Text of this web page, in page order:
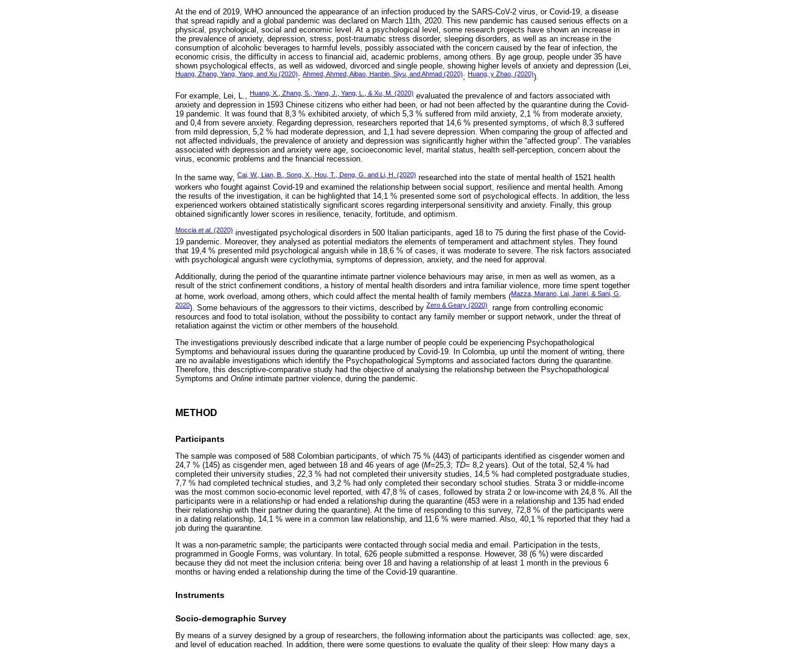
At the end of 2019, WHO announced the appearance of an infection produced by the SARS-CoV-2 virus, or Covid-19, a disease
that spread rapidly and a global pandemic was declared on March 11th, 2020. This new pandemic has caused serious effects on a
physical, psychological, social and economic level. At a psychological level, some research projects have shown an increase in
the prevalence of anxiety, depression, stress, post-traumatic stress disorder, sleeping disorders, as well as an increase in the
consumption of alcoholic beverages to harmful levels, possibly associated with the concern caused by the fear of infection, the
economic crisis, the difficulty in access to financial aid, academic problems, among others. By age group, people under 35 have
shown psychological effects, as well as widowed, divorced and single people, showing higher levels of anxiety and depression (Lei,
Huang, Zhang, Yang, Yang, and Xu (2020); Ahmed, Ahmed, Aibao, Hanbin, Siyu, and Ahmad (2020); Huang, y Zhao, (2020)).
For example, Lei, L., Huang, X., Zhang, S., Yang, J., Yang, L., & Xu, M. (2020) evaluated the prevalence of and factors associated with
anxiety and depression in 1593 Chinese citizens who either had been, or had not been affected by the quarantine during the Covid-
19 pandemic. It was found that 8,3 % exhibited anxiety, of which 5,3 % suffered from mild anxiety, 2,1 % from moderate anxiety,
and 0,4 from severe anxiety. Regarding depression, researchers reported that 14,6 % presented symptoms, of which 8,3 suffered
from mild depression, 5,2 % had moderate depression, and 1,1 had severe depression. When comparing the group of affected and
not affected individuals, the prevalence of anxiety and depression was significantly higher within the “affected group”. The variables
associated with depression and anxiety were age, socioeconomic level, marital status, health self-perception, concern about the
virus, economic problems and the financial recession.
In the same way, Cai, W., Lian, B., Song, X., Hou, T., Deng, G. and Li, H. (2020) researched into the state of mental health of 1521 health
workers who fought against Covid-19 and examined the relationship between social support, resilience and mental health. Among
the results of the investigation, it can be highlighted that 14,1 % presented some sort of psychological effects. In addition, the less
experienced workers obtained statistically significant scores regarding interpersonal sensitivity and anxiety. Finally, this group
obtained significantly lower scores in resilience, tenacity, fortitude, and optimism.
Moccia et al. (2020) investigated psychological disorders in 500 Italian participants, aged 18 to 75 during the first phase of the Covid-
19 pandemic. Moreover, they analysed as potential mediators the elements of temperament and attachment styles. They found
that 19,4 % presented mild psychological anguish while in 18,6 % of cases, it was moderate to severe. The risk factors associated
with psychological anguish were cyclothymia, symptoms of depression, anxiety, and the need for approval.
Additionally, during the period of the quarantine intimate partner violence behaviours may arise, in men as well as women, as a
result of the strict confinement conditions, a history of mental health disorders and intra familiar violence, more time spent together
at home, work overload, among others, which could affect the mental health of family members (Mazza, Marano, Lai, Janiri, & Sani, G,
2020). Some behaviours of the aggressors to their victims, described by Zero & Geary (2020), range from controlling economic
resources and food to total isolation, without the possibility to contact any family member or support network, under the threat of
retaliation against the victim or other members of the household.
The investigations previously described indicate that a large number of people could be experiencing Psychopathological
Symptoms and behavioural issues during the quarantine produced by Covid-19. In Colombia, up until the moment of writing, there
are no available investigations which identify the Psychopathological Symptoms and associated factors during the quarantine.
Therefore, this descriptive-comparative study had the objective of analysing the relationship between the Psychopathological
Symptoms and Online intimate partner violence, during the pandemic.
METHOD
Participants
The sample was composed of 588 Colombian participants, of which 75 % (443) of participants identified as cisgender women and
24,7 % (145) as cisgender men, aged between 18 and 46 years of age (M=25,3; TD= 8,2 years). Out of the total, 52,4 % had
completed their university studies, 22,3 % had not completed their university studies, 14,5 % had completed postgraduate studies,
7,7 % had completed technical studies, and 3,2 % had only completed their secondary school studies. Strata 3 or middle-income
was the most common socio-economic level reported, with 47,8 % of cases, followed by strata 2 or low-income with 24,8 %. All the
participants were in a relationship or had ended a relationship during the quarantine (453 were in a relationship and 135 had ended
their relationship with their partner during the quarantine). At the time of responding to this survey, 72,8 % of the participants were
in a dating relationship, 14,1 % were in a common law relationship, and 11,6 % were married. Also, 40,1 % reported that they had a
job during the quarantine.
It was a non-parametric sample; the participants were contacted through social media and email. Participation in the tests,
programmed in Google Forms, was voluntary. In total, 626 people submitted a response. However, 38 (6 %) were discarded
because they did not meet the inclusion criteria: being over 18 and having a relationship of at least 1 month in the previous 6
months or having ended a relationship during the time of the Covid-19 quarantine.
Instruments
Socio-demographic Survey
By means of a survey designed by a group of researchers, the following information about the participants was collected: age, sex,
and level of education reached. In addition, there were some questions to evaluate the quality of their sleep: How many days a